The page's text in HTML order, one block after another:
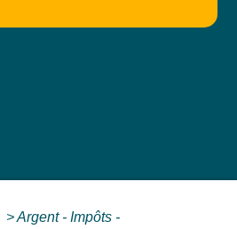
>Argent - Impôts -